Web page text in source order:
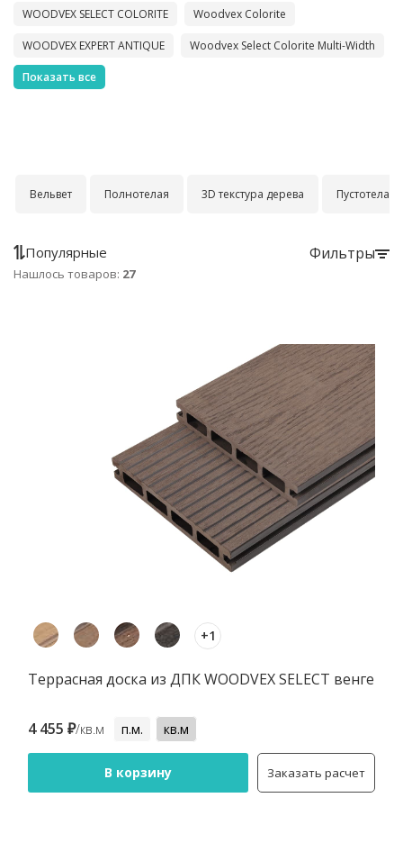
WOODVEX SELECT COLORITE Woodvex Colorite
WOODVEX EXPERT ANTIQUE Woodvex Select Colorite Multi-Width
Показать все
Вельвет Полнотелая 3D текстура дерева Пустотелая
Популярные Фильтры
Нашлось товаров: 27
+1
Террасная доска из ДПК WOODVEX SELECT венге
4 455 ₽/кв.м п.м. кв.м
В корзину Заказать расчет